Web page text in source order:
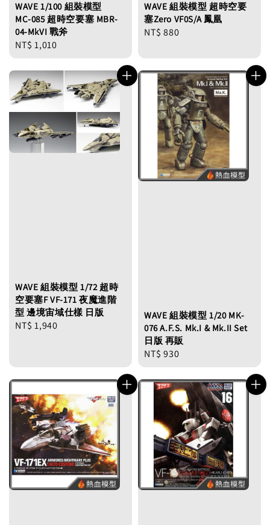
WAVE 1/100 組裝模型
MC-085 超時空要塞 MBR-
04-MkVI 戰斧
Regular
NT$ 1,010
WAVE 組裝模型 超時空要
塞Zero VF0S/A 鳳凰
Regular
NT$ 880
WAVE 組裝模型 1/72 超時
空要塞F VF-171 夜魔進階
型 邊境宙域仕樣 日版
Regular
NT$ 1,940
WAVE 組裝模型 1/20 MK-
076 A.F.S. Mk.I & Mk.II Set
日版 再販
Regular
NT$ 930